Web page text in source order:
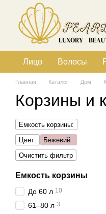
Перейти к основному
Лицо Волосы
Главная Каталог Дом
Корзины и
Емкость корзины:
Цвет:
Бежевий
Очистить фильтр
Емкость корзины
До 60 л 10
61–80 л 3